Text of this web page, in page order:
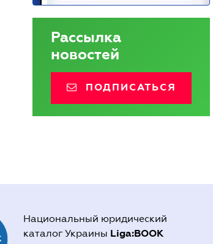
Рассылка
новостей
ПОДПИСАТЬСЯ
Национальный юридический
каталог Украины Liga:BOOK